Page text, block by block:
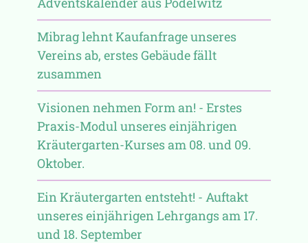
Mibrag lehnt Kaufanfrage unseres
Vereins ab, erstes Gebäude fällt
zusammen
Visionen nehmen Form an! - Erstes
Praxis-Modul unseres einjährigen
Kräutergarten-Kurses am 08. und 09.
Oktober.
Ein Kräutergarten entsteht! - Auftakt
unseres einjährigen Lehrgangs am 17.
und 18. September